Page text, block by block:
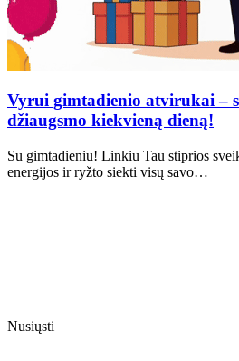
Vyrui gimtadienio atvirukai –
džiaugsmo kiekvieną dieną!
Su gimtadieniu! Linkiu Tau stiprios
energijos ir ryžto siekti visų savo…
Nusiųsti